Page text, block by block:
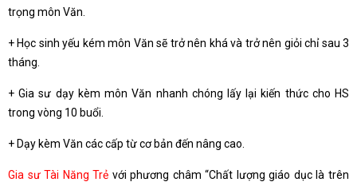
trọng môn Văn.
+ Học sinh yếu kém môn Văn sẽ trở nên khá và trở nên giỏi chỉ sau 3
tháng.
+ Gia sư dạy kèm môn Văn nhanh chóng lấy lại kiến thức cho HS
trong vòng 10 buổi.
+ Dạy kèm Văn các cấp từ cơ bản đến nâng cao.
Gia sư Tài Năng Trẻ với phương châm “Chất lượng giáo dục là trên